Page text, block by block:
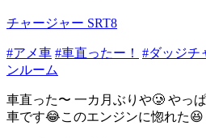
チャージャー SRT8
#アメ車 #車直ったー！ #ダッジチ
ンルーム
車直った〜 一カ月ぶりや🥲 やっ
車です😂このエンジンに惚れた😆